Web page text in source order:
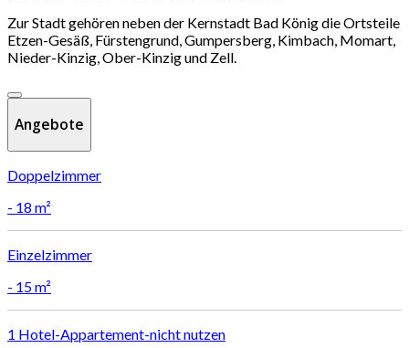
Zur Stadt gehören neben der Kernstadt Bad König die Ortsteile
Etzen-Gesäß, Fürstengrund, Gumpersberg, Kimbach, Momart,
Nieder-Kinzig, Ober-Kinzig und Zell.
Angebote
Doppelzimmer
- 18 m²
Einzelzimmer
- 15 m²
1 Hotel-Appartement-nicht nutzen